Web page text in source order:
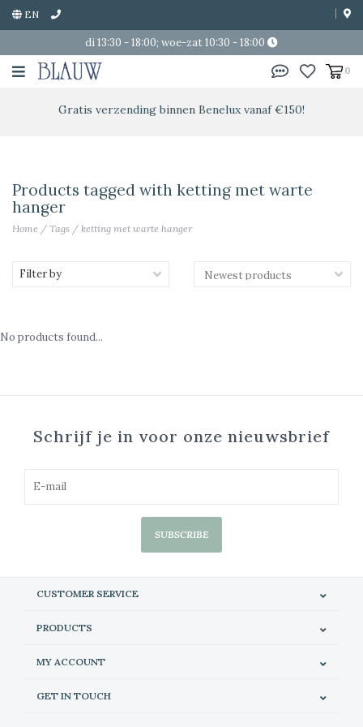
EN
di 13:30 - 18:00; woe-zat 10:30 - 18:00
0
Gratis verzending binnen Benelux vanaf €150!
Products tagged with ketting met warte
hanger
Home / Tags / ketting met warte hanger
Filter by
No products found...
Schrijf je in voor onze nieuwsbrief
SUBSCRIBE
CUSTOMER SERVICE
PRODUCTS
MY ACCOUNT
GET IN TOUCH